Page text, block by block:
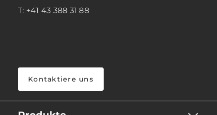
T: +41 43 388 31 88
Kontaktiere uns